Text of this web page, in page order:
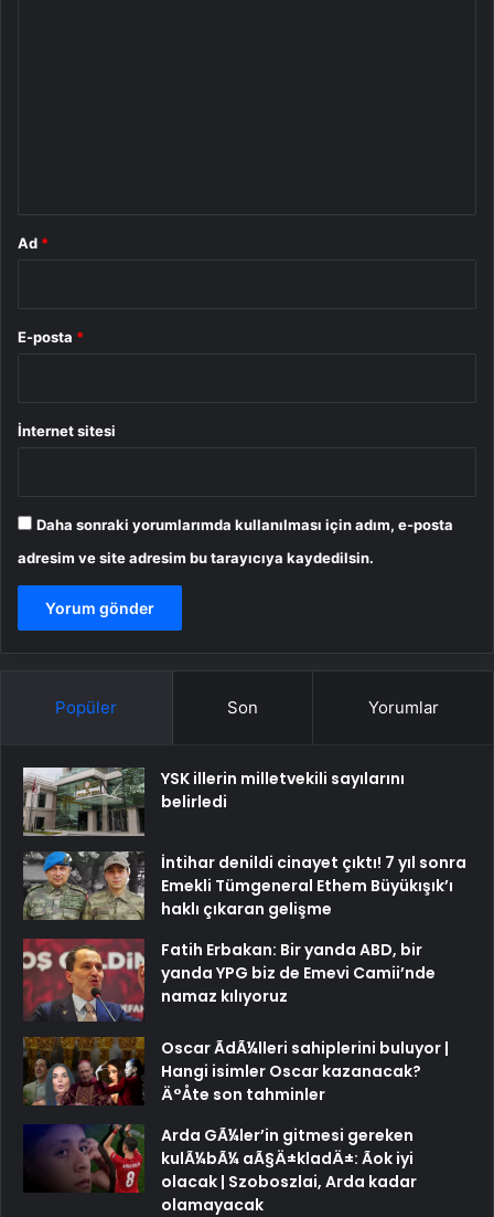
Ad *
E-posta *
İnternet sitesi
Daha sonraki yorumlarımda kullanılması için adım, e-posta
adresim ve site adresim bu tarayıcıya kaydedilsin.
Popüler Son Yorumlar
YSK illerin milletvekili sayılarını
belirledi
İntihar denildi cinayet çıktı! 7 yıl sonra
Emekli Tümgeneral Ethem Büyükışık’ı
haklı çıkaran gelişme
Fatih Erbakan: Bir yanda ABD, bir
yanda YPG biz de Emevi Camii’nde
namaz kılıyoruz
Oscar ÃdÃ¼lleri sahiplerini buluyor |
Hangi isimler Oscar kazanacak?
Ä°Åte son tahminler
Arda GÃ¼ler’in gitmesi gereken
kulÃ¼bÃ¼ aÃ§Ä±kladÄ±: Ãok iyi
olacak | Szoboszlai, Arda kadar
olamayacak